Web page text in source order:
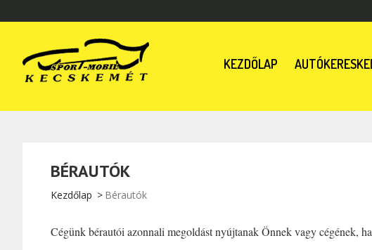
KEZDŐLAP
BÉRAUTÓK
Kezdőlap Bérautók
Cégünk bérautói azonnali megoldást nyújtanak Önnek vagy cégének,